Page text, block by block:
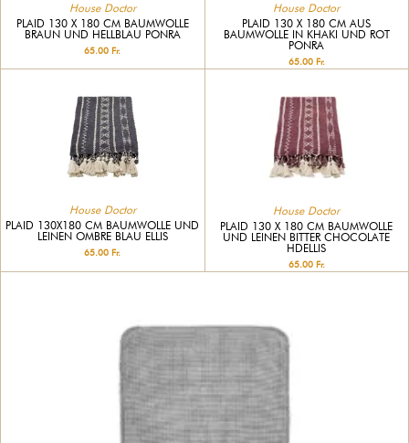
House Doctor
PLAID 130 X 180 CM BAUMWOLLE
BRAUN UND HELLBLAU PONRA
65.00 Fr.
House Doctor
PLAID 130 X 180 CM AUS
BAUMWOLLE IN KHAKI UND ROT
PONRA
65.00 Fr.
House Doctor
PLAID 130X180 CM BAUMWOLLE UND
LEINEN OMBRE BLAU ELLIS
65.00 Fr.
House Doctor
PLAID 130 X 180 CM BAUMWOLLE
UND LEINEN BITTER CHOCOLATE
HDELLIS
65.00 Fr.